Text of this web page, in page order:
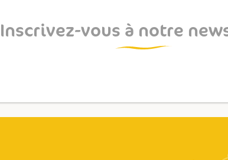
Inscrivez-vous à notre